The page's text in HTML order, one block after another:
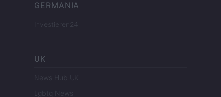
GERMANIA
Investieren24
UK
News Hub UK
Lgbtq News